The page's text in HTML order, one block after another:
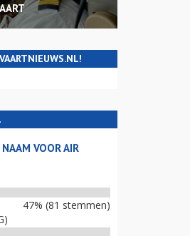
VOOR AIR
47% (81 stemmen)